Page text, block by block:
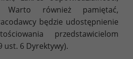
Warto również pamiętać,
będzie udostępnienie
przedstawicielom
ust. 6 Dyrektywy).